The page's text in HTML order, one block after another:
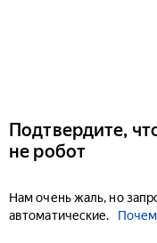
Подтвердите,
не робот
Нам очень жаль, но
автоматические.